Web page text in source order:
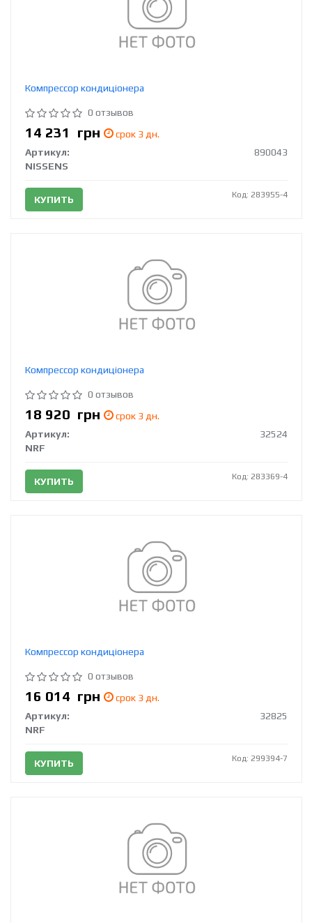
Компрессор кондиціонера
0 отзывов
14 231 грн
срок 3 дн.
Артикул:
890043
NISSENS
КУПИТЬ Код: 283955-4
Компрессор кондиціонера
0 отзывов
18 920 грн
срок 3 дн.
Артикул:
32524
NRF
КУПИТЬ Код: 283369-4
Компрессор кондиціонера
0 отзывов
16 014 грн
срок 3 дн.
Артикул:
32825
NRF
КУПИТЬ Код: 299394-7